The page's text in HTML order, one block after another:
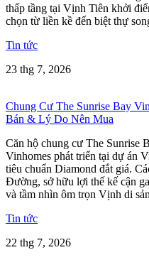
thấp tầng tại Vịnh Tiên khởi
chọn từ liền kề đến biệt thự
Tin tức
23 thg 7, 2026
Chung Cư The Sunrise Bay
Bán & Lý Do Nên Mua
Căn hộ chung cư The Sunrise
Vinhomes phát triển tại dự án
tiêu chuẩn Diamond đắt giá.
Đường, sở hữu lợi thế kế cận
và tầm nhìn ôm trọn Vịnh di
Tin tức
22 thg 7, 2026